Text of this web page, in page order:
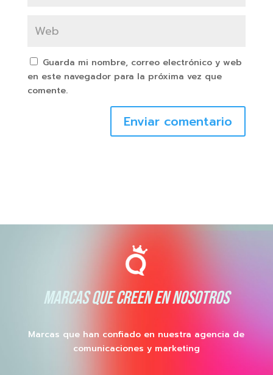
Guarda mi nombre, correo electrónico y web
en este navegador para la próxima vez que
comente.
Enviar comentario
MARCAS QUE CREEN EN NOSOTROS
Marcas que han confiado en nuestra agencia de
comunicaciones y marketing